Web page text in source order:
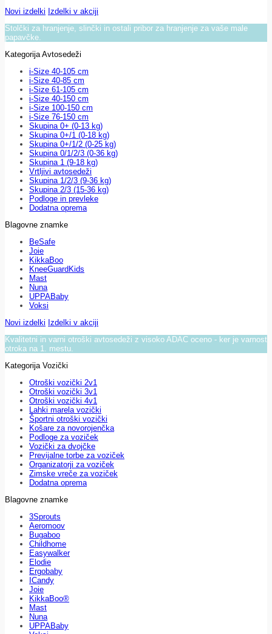
Novi izdelki Izdelki v akciji
Stolčki za hranjenje, slinčki in ostali pribor za hranjenje za vaše male
papavčke.
Kategorija Avtosedeži
i-Size 40-105 cm
i-Size 40-85 cm
i-Size 61-105 cm
i-Size 40-150 cm
i-Size 100-150 cm
i-Size 76-150 cm
Skupina 0+ (0-13 kg)
Skupina 0+/1 (0-18 kg)
Skupina 0+/1/2 (0-25 kg)
Skupina 0/1/2/3 (0-36 kg)
Skupina 1 (9-18 kg)
Vrtljivi avtosedeži
Skupina 1/2/3 (9-36 kg)
Skupina 2/3 (15-36 kg)
Podloge in prevleke
Dodatna oprema
Blagovne znamke
BeSafe
Joie
KikkaBoo
KneeGuardKids
Mast
Nuna
UPPABaby
Voksi
Novi izdelki Izdelki v akciji
Kvalitetni in varni otroški avtosedeži z visoko ADAC oceno - ker je varnost
otroka na 1. mestu.
Kategorija Vozički
Otroški vozički 2v1
Otroški vozički 3v1
Otroški vozički 4v1
Lahki marela vozički
Športni otroški vozički
Košare za novorojenčka
Podloge za voziček
Vozički za dvojčke
Previjalne torbe za voziček
Organizatorji za voziček
Zimske vreče za voziček
Dodatna oprema
Blagovne znamke
3Sprouts
Aeromoov
Bugaboo
Childhome
Easywalker
Elodie
Ergobaby
ICandy
Joie
KikkaBoo®
Mast
Nuna
UPPABaby